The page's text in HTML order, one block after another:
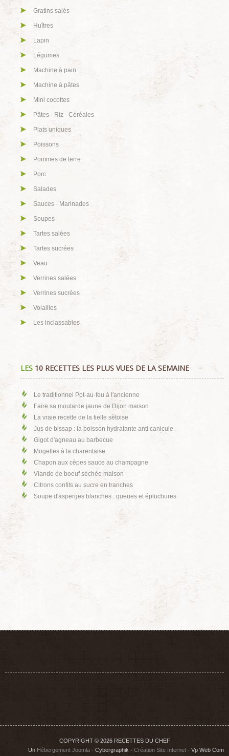
Gratins salés
Huîtres
Lapin
Légumes
Machine à pain
Machine à pâtes
Mini cocottes
Pâtes - Riz - Céréales
Plats uniques
Poissons
Pommes de terre
Porc
Salades
Sauces - Marinades
Soupes
Tartes salées
Tartes sucrées
Veau
Verrines salées
Verrines sucrées
Volailles
Les inclassables
LES 10 RECETTES LES PLUS VUES DE LA SEMAINE
Le traditionnel Pot-au-feu à l'ancienne
Faire sa moutarde jaune de Dijon maison
La vraie recette de la tielle sètoise
Jus de bissap : la boisson hydratante anti canicule
Gigot d'agneau au barbecue
Mogettes à la charentaise
Chapon aux cèpes sauce au champagne
Viande de boeuf séchée maison
Citrons confits au sucre en tranches
Soupe d'asperges blanches : queues et épluchures
COPYRIGHT © 2026 RECETTES DU CHEF
Un Hébergement Joomla - Cybergraphik - Création Site Internet - Vp Web Com